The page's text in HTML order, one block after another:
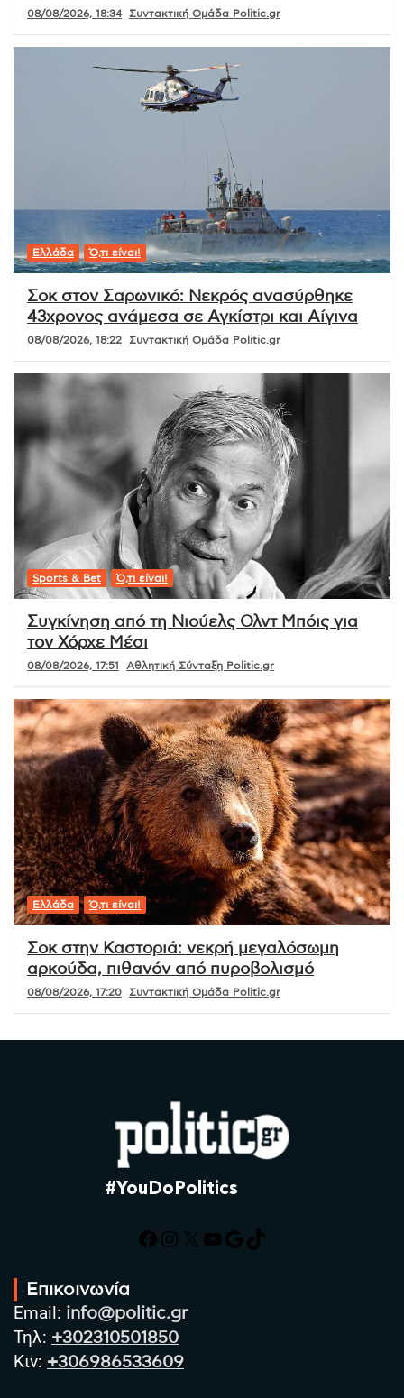
08/08/2026, 18:34 Συντακτική Ομάδα Politic.gr
Ελλάδα Ό,τι είναι!
Σοκ στον Σαρωνικό: Νεκρός ανασύρθηκε
43χρονος ανάμεσα σε Αγκίστρι και Αίγινα
08/08/2026, 18:22 Συντακτική Ομάδα Politic.gr
Sports & Bet Ό,τι είναι!
Συγκίνηση από τη Νιούελς Ολντ Μπόις για
τον Χόρχε Μέσι
08/08/2026, 17:51 Αθλητική Σύνταξη Politic.gr
Ελλάδα Ό,τι είναι!
Σοκ στην Καστοριά: νεκρή μεγαλόσωμη
αρκούδα, πιθανόν από πυροβολισμό
08/08/2026, 17:20 Συντακτική Ομάδα Politic.gr
#YouDoPolitics
Facebook
Instagram
X YouTube
Google
TikTok
Επικοινωνία
Email: info@politic.gr
Τηλ: +302310501850
Κιν: +306986533609